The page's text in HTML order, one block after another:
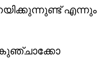
എന്നും
കുഞ്ചാക്കോ